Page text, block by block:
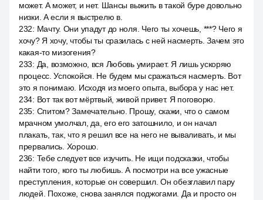
может. А может, и нет. Шансы выжить в такой буре довольно
низки. А если я выстрелю в.
232: Мачту. Они упадут до ноля. Чего ты хочешь, ***? Чего я
хочу? Я хочу, чтобы ты сразилась с ней насмерть. Зачем это
какая-то мизогения?
233: Да, возможно, вся Любовь умирает. Я лишь ускоряю
процесс. Успокойся. Не будем мы сражаться насмерть. Вот
это я понимаю. Исходя из моего опыта, выбора у нас нет.
234: Вот так вот мёртвый, живой привет. Я поговорю.
235: Спитом? Замечательно. Прошу, скажи, что о самом
мрачном умолчал, да, его его затошнило, и он начал
плакать, так, что я решил все на него не вываливать, и мы
прервались. Хорошо.
236: Тебе следует все изучить. Не ищи подсказки, чтобы
найти того, кого ты любишь. А посмотри на все ужасные
преступления, которые он совершил. Он обезглавил пару
людей. Похоже, снова занялся поджогами. Да и просто он